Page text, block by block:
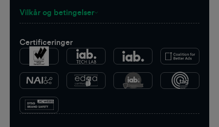
Vilkår og betingelser
Certificeringer